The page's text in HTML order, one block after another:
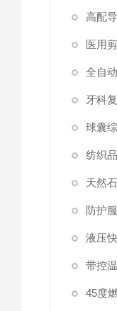
医用
球囊
纺织
天然
防护
45度